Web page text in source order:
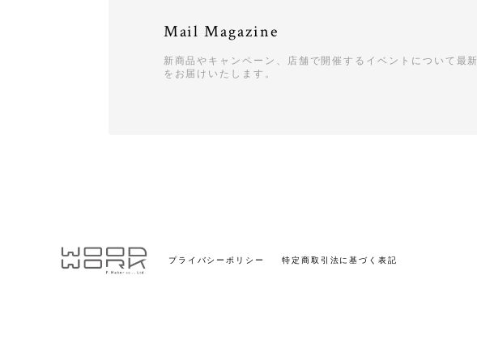
Mail Magazine
新商品やキャンペーン、店舗で開催するイベントについて最
をお届けいたします。
プライバシーポリシー 特定商取引法に基づく表記